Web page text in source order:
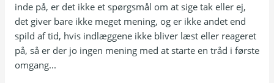
inde på, er det ikke et spørgsmål om at sige tak eller ej,
det giver bare ikke meget mening, og er ikke andet end
spild af tid, hvis indlæggene ikke bliver læst eller reageret
på, så er der jo ingen mening med at starte en tråd i første
omgang...